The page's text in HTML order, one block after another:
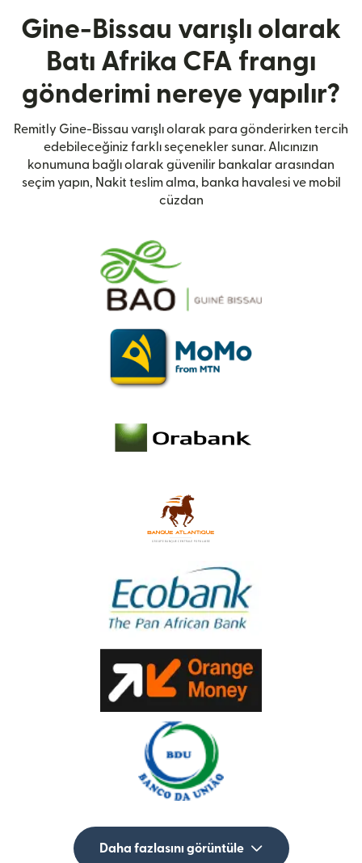
Gine-Bissau varışlı olarak
Batı Afrika CFA frangı
gönderimi nereye yapılır?
Remitly Gine-Bissau varışlı olarak para gönderirken tercih
edebileceğiniz farklı seçenekler sunar. Alıcınızın
konumuna bağlı olarak güvenilir bankalar arasından
seçim yapın, Nakit teslim alma, banka havalesi ve mobil
cüzdan
Daha fazlasını görüntüle